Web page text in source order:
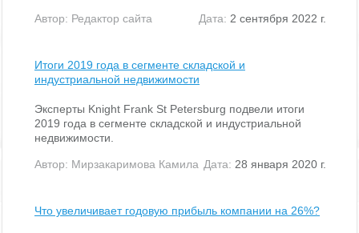
Автор: Редактор сайта Дата: 2 сентября 2022 г.
Итоги 2019 года в сегменте складской и
индустриальной недвижимости
Эксперты Knight Frank St Petersburg подвели итоги
2019 года в сегменте складской и индустриальной
недвижимости.
Автор: Мирзакаримова Камила Дата: 28 января 2020 г.
Что увеличивает годовую прибыль компании на 26%?